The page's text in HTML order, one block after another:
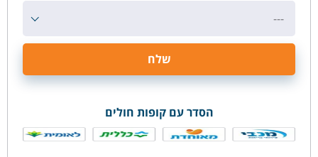
---
הסדר עם קופות חולים